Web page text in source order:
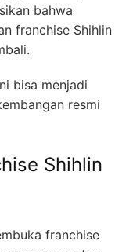
bahwa
franchise Shihlin
bisa menjadi
resmi
Shihlin
franchise